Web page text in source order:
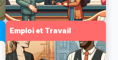
Emploi et Travail